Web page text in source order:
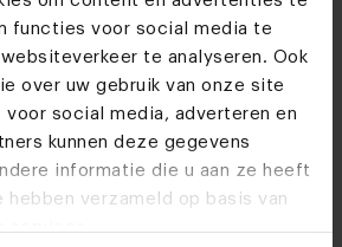
functies voor social media te
te analyseren. Ook
over uw gebruik van onze site
social media, adverteren en
kunnen deze gegevens
informatie die u aan ze heeft
verzameld op basis van